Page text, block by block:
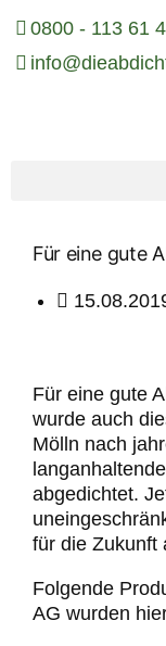
0800 - 113 61
FÜR
Für eine gute
Für eine gute
wurde auch
Mölln nach
abgedichtet.
für die Zukunft
Folgende
AG wurden